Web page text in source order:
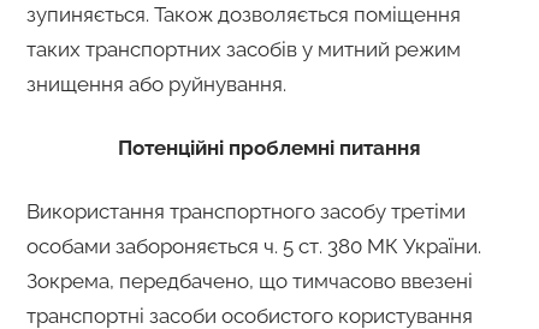
зупиняється. Також дозволяється поміщення
таких транспортних засобів у митний режим
знищення або руйнування.
Потенційні проблемні питання
Використання транспортного засобу третіми
особами забороняється ч. 5 ст. 380 МК України.
Зокрема, передбачено, що тимчасово ввезені
транспортні засоби особистого користування